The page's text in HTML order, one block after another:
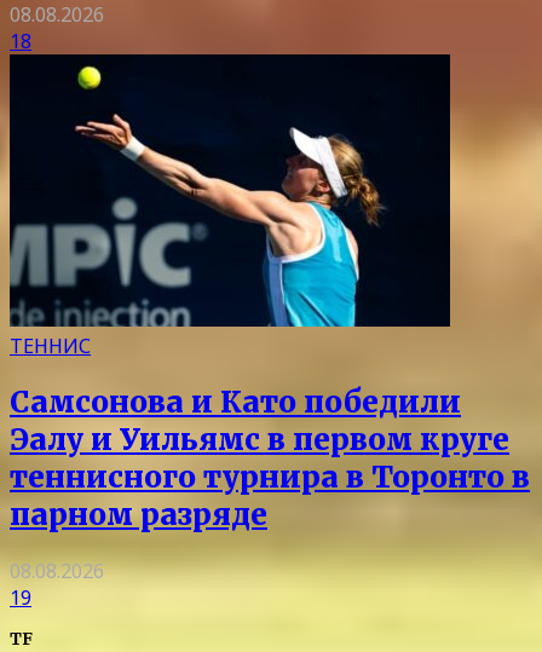
08.08.2026
18
ТЕННИС
Самсонова и Като победили
Эалу и Уильямс в первом круге
теннисного турнира в Торонто в
парном разряде
08.08.2026
19
TF